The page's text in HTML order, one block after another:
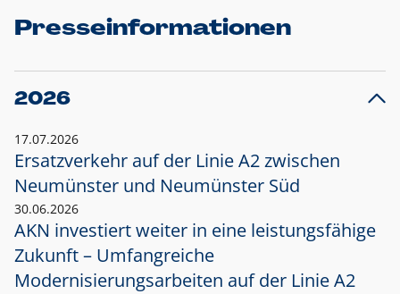
Presseinformationen
2026
17.07.2026
Ersatzverkehr auf der Linie A2 zwischen
Neumünster und Neumünster Süd
30.06.2026
AKN investiert weiter in eine leistungsfähige
Zukunft – Umfangreiche
Modernisierungsarbeiten auf der Linie A2